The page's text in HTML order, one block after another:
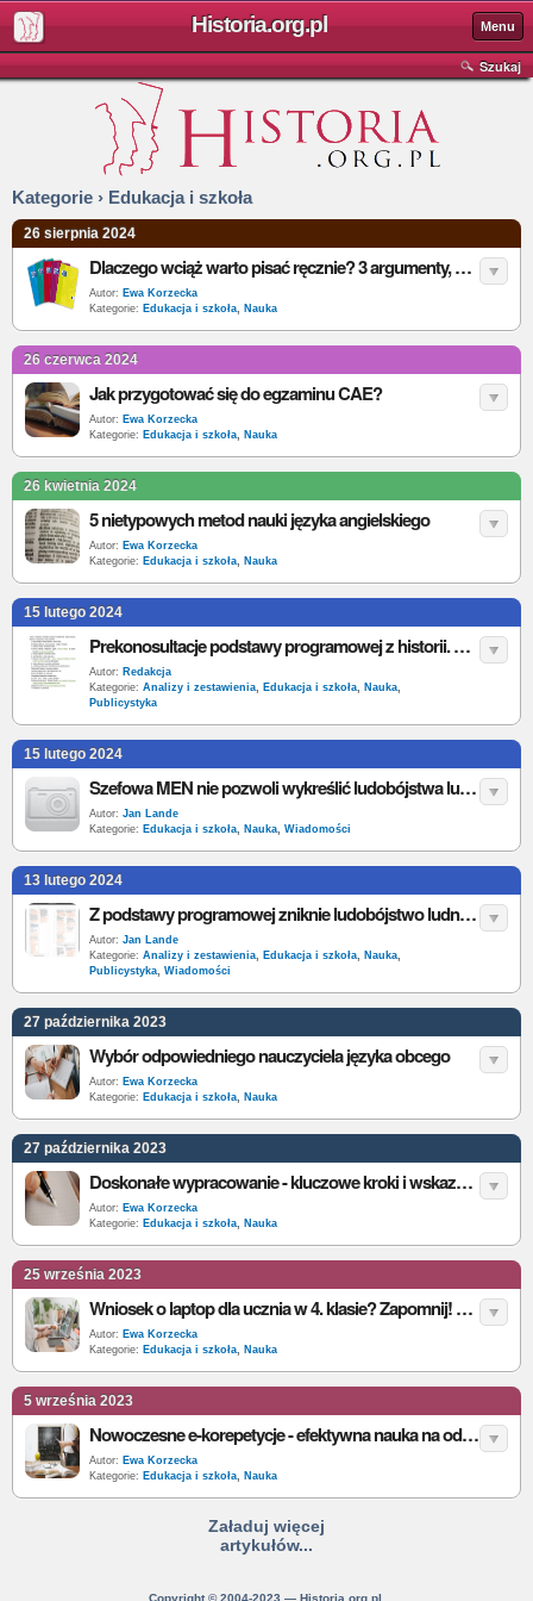
Historia.org.pl Menu
Szukaj
Kategorie › Edukacja i szkoła
26 sierpnia 2024
Dlaczego wciąż warto pisać ręcznie? 3 argumenty, które zmienią Twoje myślenie
Autor: Ewa Korzecka
Kategorie: Edukacja i szkoła, Nauka
26 czerwca 2024
Jak przygotować się do egzaminu CAE?
Autor: Ewa Korzecka
Kategorie: Edukacja i szkoła, Nauka
26 kwietnia 2024
5 nietypowych metod nauki języka angielskiego
Autor: Ewa Korzecka
Kategorie: Edukacja i szkoła, Nauka
15 lutego 2024
Prekonosultacje podstawy programowej z historii. Nasze propozycje zmian dla szkoły podstawowej
Autor: Redakcja
Kategorie: Analizy i zestawienia, Edukacja i szkoła, Nauka,
Publicystyka
15 lutego 2024
Szefowa MEN nie pozwoli wykreślić ludobójstwa ludności polskiej na Wołyniu z podstawy programowej
Autor: Jan Lande
Kategorie: Edukacja i szkoła, Nauka, Wiadomości
13 lutego 2024
Z podstawy programowej zniknie ludobójstwo ludności polskiej na na Wołyniu?
Autor: Jan Lande
Kategorie: Analizy i zestawienia, Edukacja i szkoła, Nauka,
Publicystyka, Wiadomości
27 października 2023
Wybór odpowiedniego nauczyciela języka obcego
Autor: Ewa Korzecka
Kategorie: Edukacja i szkoła, Nauka
27 października 2023
Doskonałe wypracowanie - kluczowe kroki i wskazówki
Autor: Ewa Korzecka
Kategorie: Edukacja i szkoła, Nauka
25 września 2023
Wniosek o laptop dla ucznia w 4. klasie? Zapomnij! Twoje dziecko dostanie komputer i bez niego
Autor: Ewa Korzecka
Kategorie: Edukacja i szkoła, Nauka
5 września 2023
Nowoczesne e-korepetycje - efektywna nauka na odległość
Autor: Ewa Korzecka
Kategorie: Edukacja i szkoła, Nauka
Załaduj więcej
artykułów...
Copyright © 2004-2023 — Historia.org.pl.